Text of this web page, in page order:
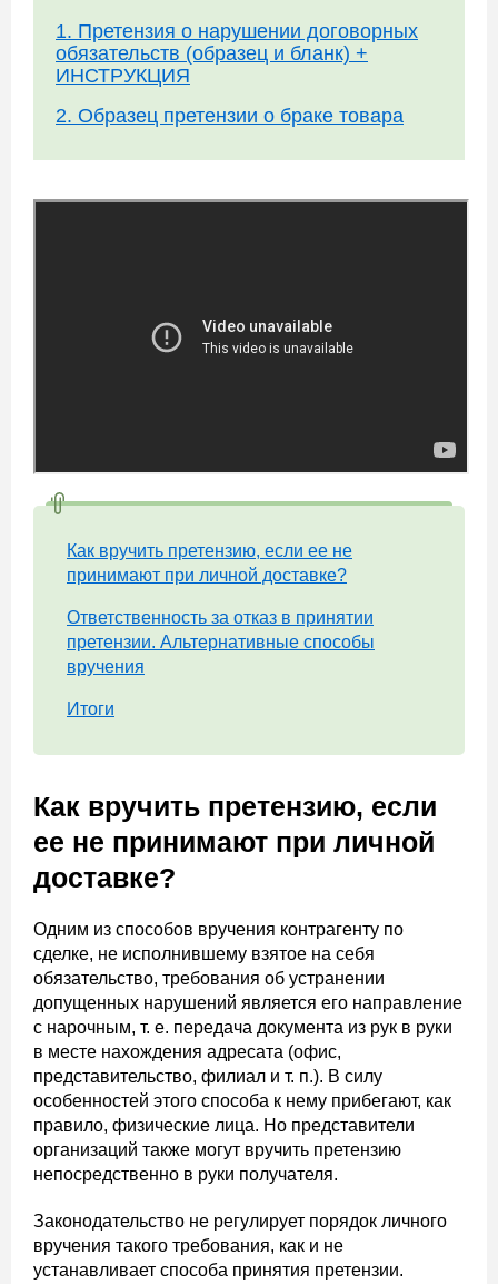
1. Претензия о нарушении договорных
обязательств (образец и бланк) +
ИНСТРУКЦИЯ
2. Образец претензии о браке товара
Как вручить претензию, если ее не
принимают при личной доставке?
Ответственность за отказ в принятии
претензии. Альтернативные способы
вручения
Итоги
Как вручить претензию, если
ее не принимают при личной
доставке?
Одним из способов вручения контрагенту по
сделке, не исполнившему взятое на себя
обязательство, требования об устранении
допущенных нарушений является его направление
с нарочным, т. е. передача документа из рук в руки
в месте нахождения адресата (офис,
представительство, филиал и т. п.). В силу
особенностей этого способа к нему прибегают, как
правило, физические лица. Но представители
организаций также могут вручить претензию
непосредственно в руки получателя.
Законодательство не регулирует порядок личного
вручения такого требования, как и не
устанавливает способа принятия претензии.